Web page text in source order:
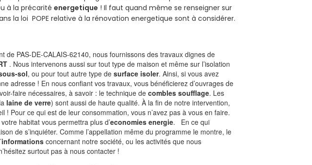
à la précaritéenergetique ! Il faut quand même se renseigner sur
la loi POPE relative à la rénovation energetique sont à considérer.
de PAS-DE-CALAIS-62140, nous fournissons des travaux dignes de
. Nous intervenons aussi sur tout type de maison et même sur l’isolation
sol, ou pour tout autre type desurface isoler. Ainsi, si vous avez
adresse ! En nous confiant vos travaux, vous bénéficierez d’ouvrages de
faire nécessaires, à savoir : le technique decombles soufflage. Les
laine de verre) sont aussi de haute qualité. À la fin de notre intervention,
! Pour ce qui est de leur consommation, vous n’avez pas à vous en faire.
habitat vous permettra plus d’economies energie. En ce qui
de s’inquiéter. Comme l’appellation même du programme le montre, le
informations concernant notre société, ou les activités que nous
surtout pas à nous contacter !